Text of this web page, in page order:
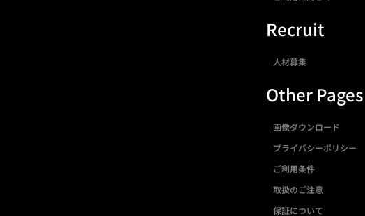
Recruit
人材募集
Other Pages
画像ダウンロード
プライバシーポリシー
ご利用条件
取扱のご注意
保証について